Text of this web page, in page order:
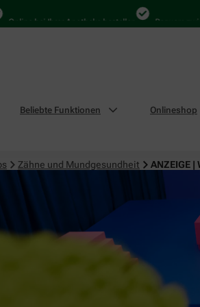
bei Ihrer Apotheke bestellen Bequem
Beliebte Funktionen Onlineshop
Zähne und Mundgesundheit ANZEIGE